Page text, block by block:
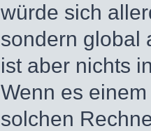
würde sich
sondern global
ist aber nichts
Wenn es
solchen